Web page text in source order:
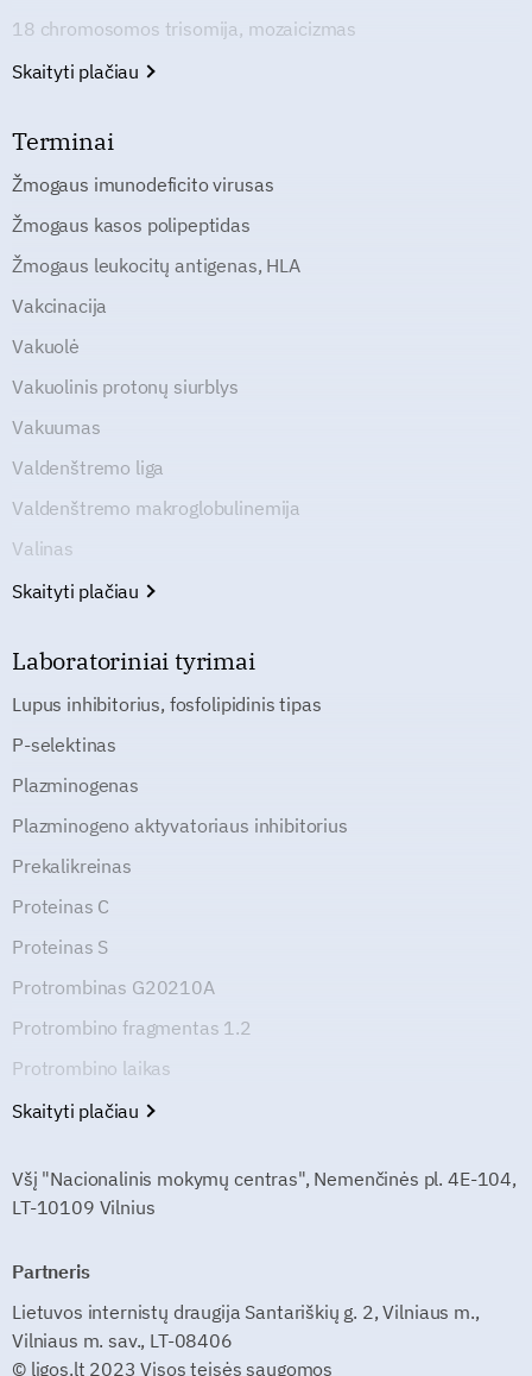
18 chromosomos trisomija, mozaicizmas
Skaityti plačiau
Terminai
Žmogaus imunodeficito virusas
Žmogaus kasos polipeptidas
Žmogaus leukocitų antigenas, HLA
Vakcinacija
Vakuolė
Vakuolinis protonų siurblys
Vakuumas
Valdenštremo liga
Valdenštremo makroglobulinemija
Valinas
Skaityti plačiau
Laboratoriniai tyrimai
Lupus inhibitorius, fosfolipidinis tipas
P-selektinas
Plazminogenas
Plazminogeno aktyvatoriaus inhibitorius
Prekalikreinas
Proteinas C
Proteinas S
Protrombinas G20210A
Protrombino fragmentas 1.2
Protrombino laikas
Skaityti plačiau
Všį "Nacionalinis mokymų centras", Nemenčinės pl. 4E-104,
LT-10109 Vilnius
Partneris
Lietuvos internistų draugija Santariškių g. 2, Vilniaus m.,
Vilniaus m. sav., LT-08406
© ligos.lt 2023 Visos teisės saugomos